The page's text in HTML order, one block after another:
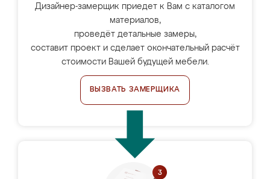
Дизайнер-замерщик приедет к Вам с каталогом
материалов,
проведёт детальные замеры,
составит проект и сделает окончательный расчёт
стоимости Вашей будущей мебели.
ВЫЗВАТЬ ЗАМЕРЩИКА